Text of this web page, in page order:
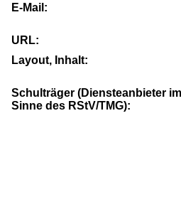
E-Mail:
URL:
Layout, Inhalt:
Schulträger (Diensteanbieter im
Sinne des RStV/TMG):